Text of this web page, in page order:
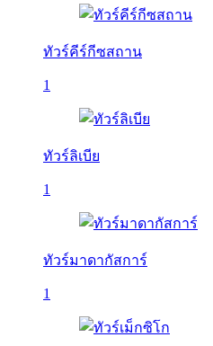
ทัวร์คีร์กีซสถาน
1
ทัวร์ลิเบีย
1
ทัวร์มาดากัสการ์
1